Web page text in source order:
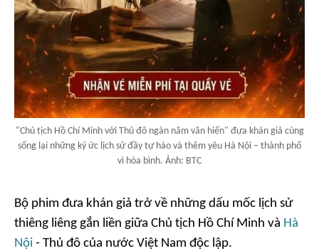
"Chủ tịch Hồ Chí Minh với Thủ đô ngàn năm văn hiến" đưa khán giả cùng
sống lại những ký ức lịch sử đầy tự hào và thêm yêu Hà Nội – thành phố
vì hòa bình. Ảnh: BTC
Bộ phim đưa khán giả trở về những dấu mốc lịch sử
thiêng liêng gắn liền giữa Chủ tịch Hồ Chí Minh và Hà
Nội - Thủ đô của nước Việt Nam độc lập.